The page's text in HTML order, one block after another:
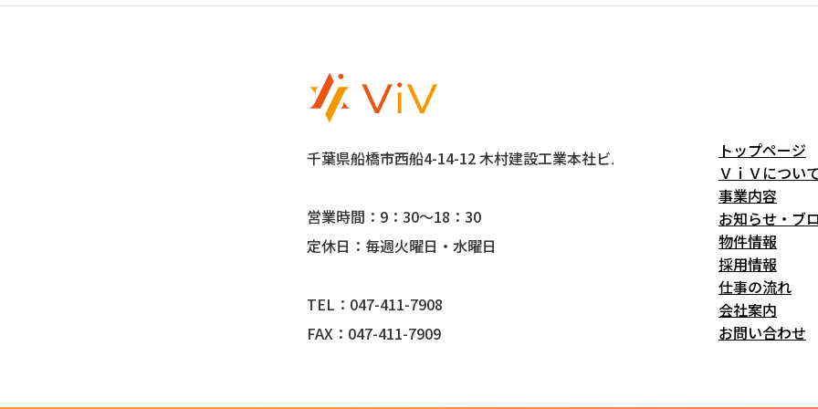
千葉県船橋市西船4-14-12 木村建設工業本社ビル5階
営業時間：9：30～18：30
定休日：毎週火曜日・水曜日
TEL：047-411-7908
FAX：047-411-7909
トップページ
ＶｉＶについ
事業内容
お知らせ・ブ
物件情報
採用情報
仕事の流れ
会社案内
お問い合わせ